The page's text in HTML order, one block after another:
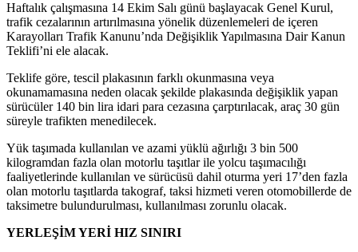
Haftalık çalışmasına 14 Ekim Salı günü başlayacak Genel Kurul,
trafik cezalarının artırılmasına yönelik düzenlemeleri de içeren
Karayolları Trafik Kanunu’nda Değişiklik Yapılmasına Dair Kanun
Teklifi’ni ele alacak.
Teklife göre, tescil plakasının farklı okunmasına veya
okunamamasına neden olacak şekilde plakasında değişiklik yapan
sürücüler 140 bin lira idari para cezasına çarptırılacak, araç 30 gün
süreyle trafikten menedilecek.
Yük taşımada kullanılan ve azami yüklü ağırlığı 3 bin 500
kilogramdan fazla olan motorlu taşıtlar ile yolcu taşımacılığı
faaliyetlerinde kullanılan ve sürücüsü dahil oturma yeri 17’den fazla
olan motorlu taşıtlarda takograf, taksi hizmeti veren otomobillerde de
taksimetre bulundurulması, kullanılması zorunlu olacak.
YERLEŞİM YERİ HIZ SINIRI